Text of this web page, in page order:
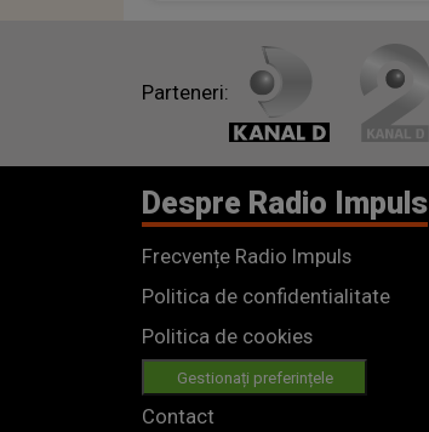
Parteneri:
Despre Radio Impuls
Frecvențe Radio Impuls
Politica de confidentialitate
Politica de cookies
Gestionați preferințele
Contact